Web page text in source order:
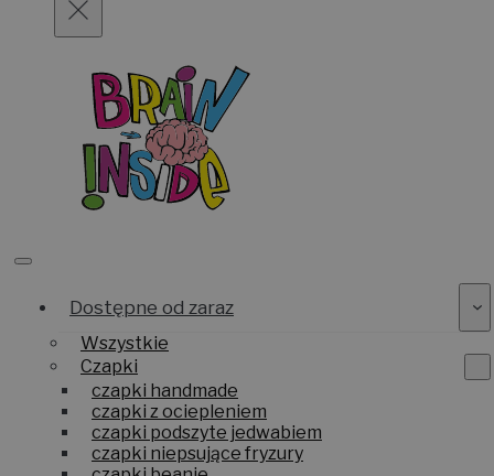
Dostępne od zaraz
Wszystkie
Czapki
czapki handmade
czapki z ociepleniem
czapki podszyte jedwabiem
czapki niepsujące fryzury